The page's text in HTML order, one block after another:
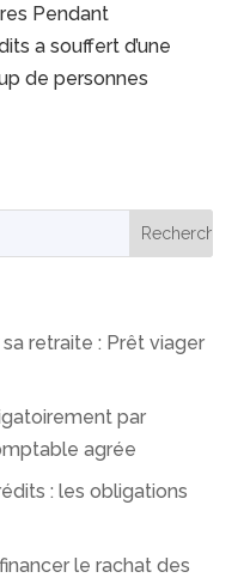
Pendant
a souffert d’une
de personnes
retraite : Prêt viager
par
agrée
: les obligations
le rachat des